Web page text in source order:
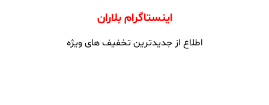
اینستاگرام بلاران
اطلاع از جدیدترین تخفیف های ویژه